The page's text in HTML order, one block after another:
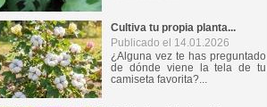
Cultiva tu propia planta...
Publicado el 14.01.2026
¿Alguna vez te has preguntado
de dónde viene la tela de tu
camiseta favorita?...